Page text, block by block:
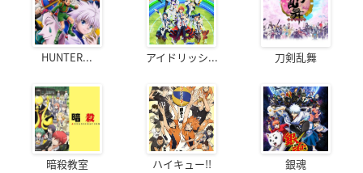
HUNTER... アイドリッシ... 刀剣乱舞
暗殺教室 ハイキュー!! 銀魂